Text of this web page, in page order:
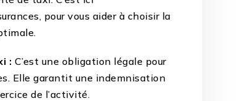
pour vous aider à choisir la
: C’est une obligation légale pour
Elle garantit une indemnisation
de l’activité.